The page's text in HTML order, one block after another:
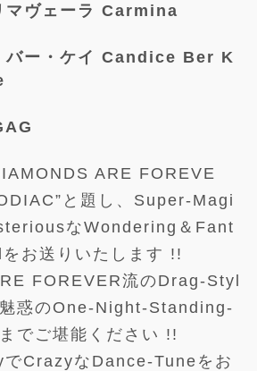
マヴェーラ Carmina
バー・ケイ Candice Ber K
ARE FOREVE
と題し、Super-Magi
なWondering＆Fant
お送りいたします !!
FOREVER流のDrag-Styl
惑のOne-Night-Standing-
でご堪能ください !!
CrazyなDance-Tuneをお